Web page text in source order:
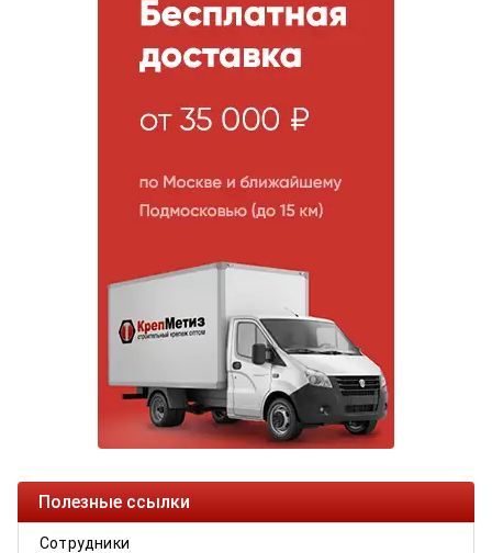
Полезные ссылки
Сотрудники